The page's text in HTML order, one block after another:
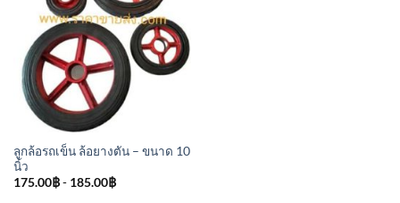
ลูกล้อรถเข็น ล้อยางตัน – ขนาด 10
นิ้ว
175.00฿- 185.00฿